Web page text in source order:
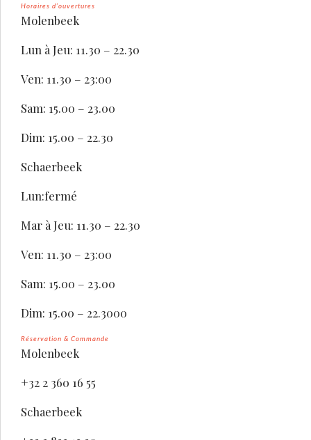
Horaires d’ouvertures
Molenbeek
Lun à Jeu: 11.30 – 22.30
Ven: 11.30 – 23:00
Sam: 15.00 – 23.00
Dim: 15.00 – 22.30
Schaerbeek
Lun:fermé
Mar à Jeu: 11.30 – 22.30
Ven: 11.30 – 23:00
Sam: 15.00 – 23.00
Dim: 15.00 – 22.3000
Réservation & Commande
Molenbeek
+32 2 360 16 55
Schaerbeek